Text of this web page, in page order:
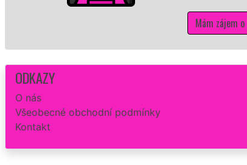
ODKAZY
O nás
Všeobecné obchodní podmínky
Kontakt